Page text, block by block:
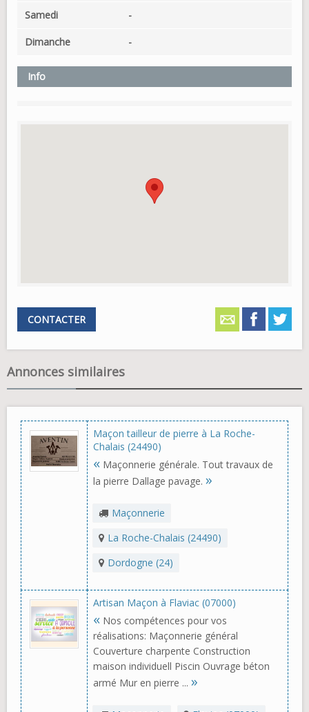
Samedi -
Dimanche -
Info
CONTACTER
Annonces similaires
Maçon tailleur de pierre à La Roche-
Chalais (24490)
« Maçonnerie générale. Tout travaux de
la pierre Dallage pavage. »
Maçonnerie
La Roche-Chalais (24490)
Dordogne (24)
Artisan Maçon à Flaviac (07000)
« Nos compétences pour vos
réalisations: Maçonnerie général
Couverture charpente Construction
maison individuell Piscin Ouvrage béton
armé Mur en pierre ... »